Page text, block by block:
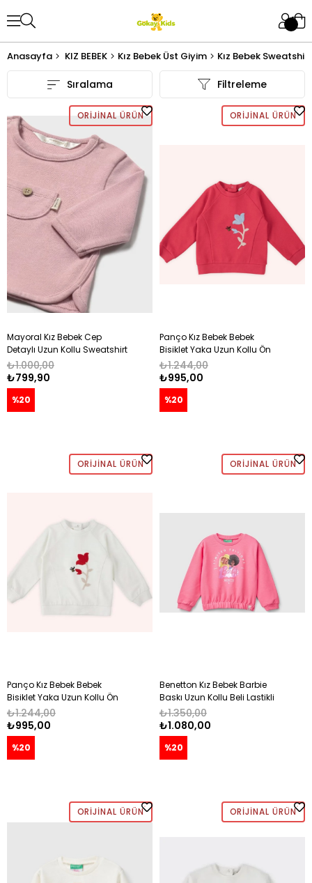
Anasayfa KIZ BEBEK Kız Bebek Üst Giyim Kız Bebek Sweatshirt
Filtreleme
Sıralama
ORIJINAL ÜRÜN
Mayoral Kız Bebek Cep
Detaylı Uzun Kollu Sweatshirt
0-4 Yaş PEMBE
₺799,90
₺1.000,00
%20
ORIJINAL ÜRÜN
Panço Kız Bebek Bebek
Bisiklet Yaka Uzun Kollu Ön
Yüzünde Çiçek Baskı Detay
Sweatshirt 0 -3 Yaş KIRMIZI
₺995,00
₺1.244,00
%20
ORIJINAL ÜRÜN
Panço Kız Bebek Bebek
Bisiklet Yaka Uzun Kollu Ön
Yüzünde Çiçek Baskı Detay
Sweatshirt 0 -3 Yaş EKRU
₺995,00
₺1.244,00
%20
ORIJINAL ÜRÜN
Benetton Kız Bebek Barbie
Baskı Uzun Kollu Beli Lastikli
Sweatshirt 1-6 Yaş PEMBE
₺1.080,00
₺1.350,00
%20
ORIJINAL ÜRÜN ORIJINAL ÜRÜN